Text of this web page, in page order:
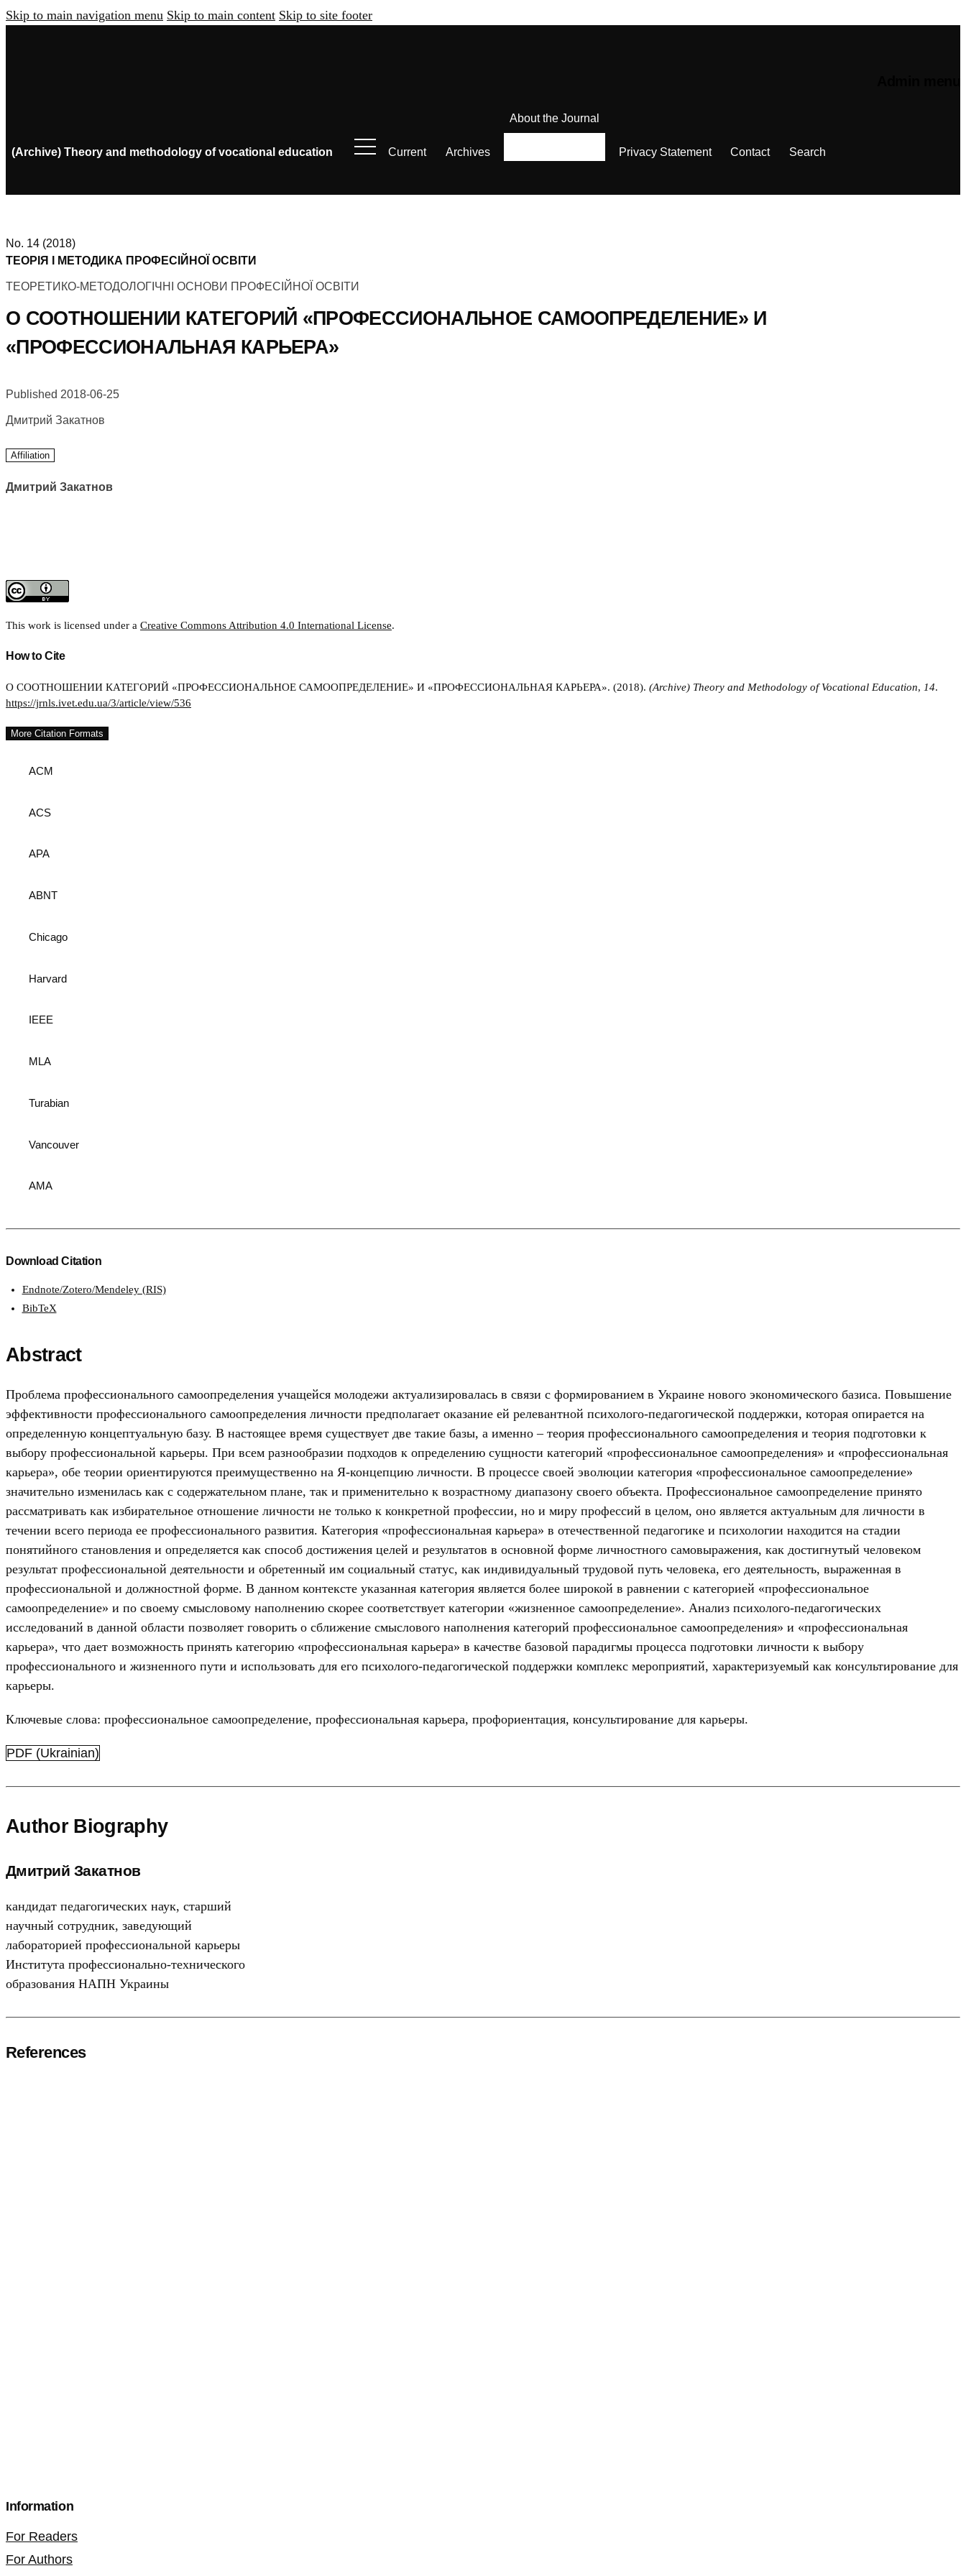
Skip to main navigation menu Skip to main content Skip to site footer
(Archive) Theory and methodology of vocational education Current Archives
About the Journal
Privacy Statement Contact Search
No. 14 (2018)
ТЕОРІЯ І МЕТОДИКА ПРОФЕСІЙНОЇ ОСВІТИ
ТЕОРЕТИКО-МЕТОДОЛОГІЧНІ ОСНОВИ ПРОФЕСІЙНОЇ ОСВІТИ
О СООТНОШЕНИИ КАТЕГОРИЙ «ПРОФЕССИОНАЛЬНОЕ САМООПРЕДЕЛЕНИЕ» И
«ПРОФЕССИОНАЛЬНАЯ КАРЬЕРА»
Published 2018-06-25
Дмитрий Закатнов
Affiliation
Дмитрий Закатнов
This work is licensed under a Creative Commons Attribution 4.0 International License.
How to Cite
О СООТНОШЕНИИ КАТЕГОРИЙ «ПРОФЕССИОНАЛЬНОЕ САМООПРЕДЕЛЕНИЕ» И «ПРОФЕССИОНАЛЬНАЯ КАРЬЕРА». (2018). (Archive) Theory and Methodology of Vocational Education, 14.
https://jrnls.ivet.edu.ua/3/article/view/536
More Citation Formats
ACM
ACS
APA
ABNT
Chicago
Harvard
IEEE
MLA
Turabian
Vancouver
AMA
Download Citation
Endnote/Zotero/Mendeley (RIS)
BibTeX
Abstract
Проблема профессионального самоопределения учащейся молодежи актуализировалась в связи с формированием в Украине нового экономического базиса. Повышение
эффективности профессионального самоопределения личности предполагает оказание ей релевантной психолого-педагогической поддержки, которая опирается на
определенную концептуальную базу. В настоящее время существует две такие базы, а именно – теория профессионального самоопределения и теория подготовки к
выбору профессиональной карьеры. При всем разнообразии подходов к определению сущности категорий «профессиональное самоопределения» и «профессиональная
карьера», обе теории ориентируются преимущественно на Я-концепцию личности. В процессе своей эволюции категория «профессиональное самоопределение»
значительно изменилась как с содержательном плане, так и применительно к возрастному диапазону своего объекта. Профессиональное самоопределение принято
рассматривать как избирательное отношение личности не только к конкретной профессии, но и миру профессий в целом, оно является актуальным для личности в
течении всего периода ее профессионального развития. Категория «профессиональная карьера» в отечественной педагогике и психологии находится на стадии
понятийного становления и определяется как способ достижения целей и результатов в основной форме личностного самовыражения, как достигнутый человеком
результат профессиональной деятельности и обретенный им социальный статус, как индивидуальный трудовой путь человека, его деятельность, выраженная в
профессиональной и должностной форме. В данном контексте указанная категория является более широкой в равнении с категорией «профессиональное
самоопределение» и по своему смысловому наполнению скорее соответствует категории «жизненное самоопределение». Анализ психолого-педагогических
исследований в данной области позволяет говорить о сближение смыслового наполнения категорий профессиональное самоопределения» и «профессиональная
карьера», что дает возможность принять категорию «профессиональная карьера» в качестве базовой парадигмы процесса подготовки личности к выбору
профессионального и жизненного пути и использовать для его психолого-педагогической поддержки комплекс мероприятий, характеризуемый как консультирование для
карьеры.
Ключевые слова: профессиональное самоопределение, профессиональная карьера, профориентация, консультирование для карьеры.
PDF (Ukrainian)
Author Biography
Дмитрий Закатнов
кандидат педагогических наук, старший
научный сотрудник, заведующий
лабораторией профессиональной карьеры
Института профессионально-технического
образования НАПН Украины
References
Information
For Readers
For Authors